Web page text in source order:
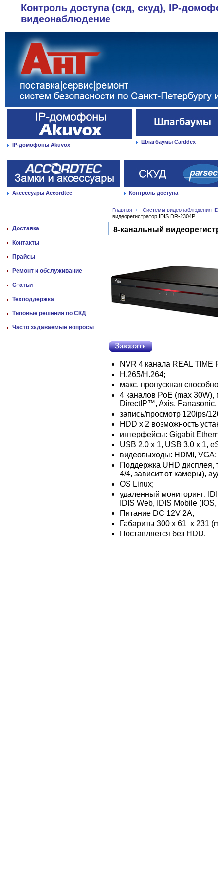
Контроль доступа (скд, скуд), IP-
видеонаблюдение
IP-домофоны Akuvox Шлагбаумы Carddex
Аксессуары Accordtec Контроль доступа
Главная
Системы видеонаблюдения
видеорегистратор IDIS DR-2304P
Доставка
Контакты
Прайсы
Ремонт и обслуживание
Статьи
Техподдержка
Типовые решения по СКД
Часто задаваемые вопросы
8-канальный
NVR 4 канала REAL TIME
H.265/H.264;
макс. пропускная
4 каналов PoE (max
DirectIP™, Axis, Panasonic,
запись/просмотр 120ips/
HDD х 2 возможность
интерфейсы: Gigabit
USB 2.0 x 1, USB 3.0 x 1,
видеовыходы: HDMI, VGA;
Поддержка UHD дисплея,
4/4, зависит от камеры),
OS Linux;
удаленный мониторинг:
IDIS Web, IDIS Mobile
Питание DC 12V 2A;
Габариты 300 x 61 x 231
Поставляется без HDD.